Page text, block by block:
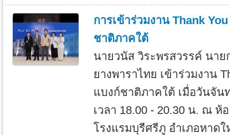
การเข้าร่วมงาน Thank
ชาติภาคใต้
นายวนัส วิระพรสวรรค์ นา
ยางพาราไทย เข้าร่วมงาน
แบงก์ชาติภาคใต้ เมื่อวันจัน
เวลา 18.00 - 20.30 น. ณ ห้
โรงแรมบุรีศรีภู อำเภอหาด